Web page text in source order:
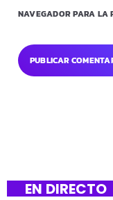
NAVEGADOR PARA LA
EN DIRECTO